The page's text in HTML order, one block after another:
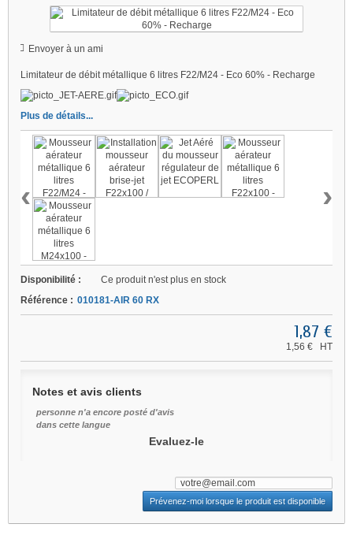
Envoyer à un ami
Limitateur de débit métallique 6 litres F22/M24 - Eco 60% - Recharge
Plus de détails...
‹ ›
Disponibilité :
Ce produit n'est plus en stock
Référence : 010181-AIR 60 RX
1,87 €
1,56 € HT
Notes et avis clients
personne n'a encore posté d'avis
dans cette langue
Evaluez-le
Prévenez-moi lorsque le produit est disponible